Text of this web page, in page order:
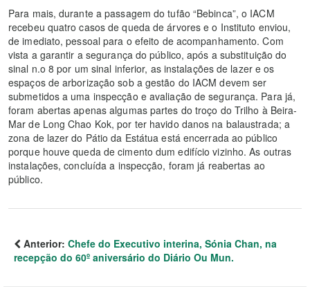
Para mais, durante a passagem do tufão “Bebinca”, o IACM
recebeu quatro casos de queda de árvores e o Instituto enviou,
de imediato, pessoal para o efeito de acompanhamento. Com
vista a garantir a segurança do público, após a substituição do
sinal n.o 8 por um sinal inferior, as instalações de lazer e os
espaços de arborização sob a gestão do IACM devem ser
submetidos a uma inspecção e avaliação de segurança. Para já,
foram abertas apenas algumas partes do troço do Trilho à Beira-
Mar de Long Chao Kok, por ter havido danos na balaustrada; a
zona de lazer do Pátio da Estátua está encerrada ao público
porque houve queda de cimento dum edifício vizinho. As outras
instalações, concluída a inspecção, foram já reabertas ao
público.
Anterior: Chefe do Executivo interina, Sónia Chan, na
recepção do 60º aniversário do Diário Ou Mun.